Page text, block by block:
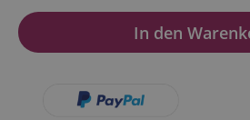
In den